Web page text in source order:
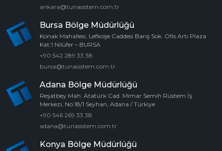
ankara@tunasistem.com.tr
Bursa Bölge Müdürlüğü
Konak Mahallesi, Lefkoşe Caddesi Barış Sok. Ofis Artı Plaza
Kat:1 Nilüfer – BURSA
+90 542 289 33 38
bursa@tunasistem.com.tr
Adana Bölge Müdürlüğü
Reşatbey Mah. Atatürk Cad. Mimar Semih Rüstem İş
Merkezi, No:18/1 Seyhan, Adana / Türkiye
+90 546 269 33 38
adana@tunasistem.com.tr
Konya Bölge Müdürlüğü